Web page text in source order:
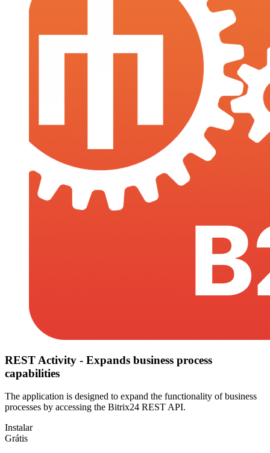
REST Activity - Expands business process
capabilities
The application is designed to expand the functionality of business
processes by accessing the Bitrix24 REST API.
Instalar
Grátis